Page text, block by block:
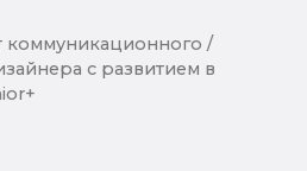
коммуникационного /
с развитием в